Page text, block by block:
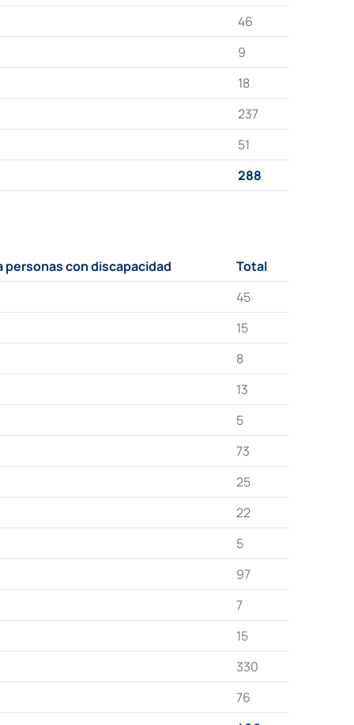
46
9
18
237
51
288
personas con discapacidad
Total
45
15
8
13
5
73
25
22
5
97
7
15
330
76